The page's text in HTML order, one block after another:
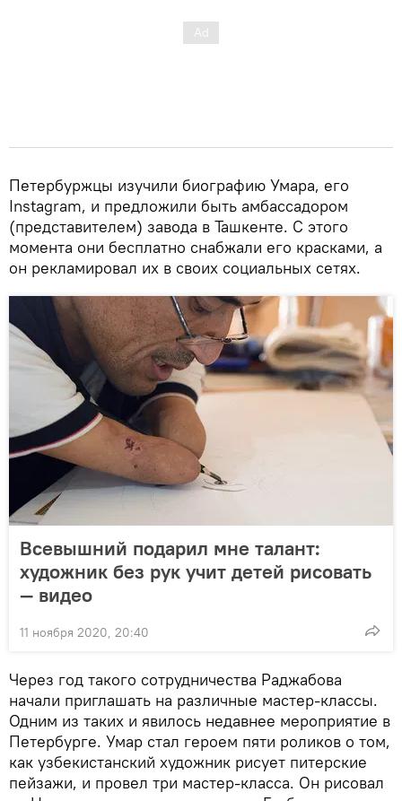
Петербуржцы изучили биографию Умара, его
Instagram, и предложили быть амбассадором
(представителем) завода в Ташкенте. С этого
момента они бесплатно снабжали его красками, а
он рекламировал их в своих социальных сетях.
Всевышний подарил мне талант:
художник без рук учит детей рисовать
— видео
11 ноября 2020, 20:40
Через год такого сотрудничества Раджабова
начали приглашать на различные мастер-классы.
Одним из таких и явилось недавнее мероприятие в
Петербурге. Умар стал героем пяти роликов о том,
как узбекистанский художник рисует питерские
пейзажи, и провел три мастер-класса. Он рисовал